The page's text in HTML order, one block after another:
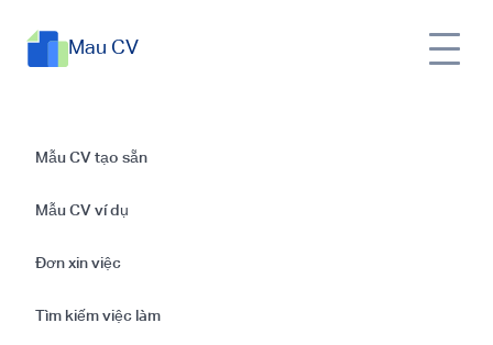
Mau CV
Mẫu CV tạo sẵn
Mẫu CV ví dụ
Đơn xin việc
Tìm kiếm việc làm
CV Nhân viên Kinh
doanh | Hướng dẫn
viết CV cực đơn
giản